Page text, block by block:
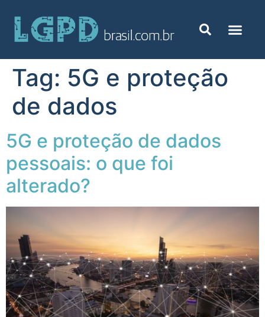
Tag: 5G e proteção
de dados
5G e proteção de dados
pessoais: o que foi
alterado?